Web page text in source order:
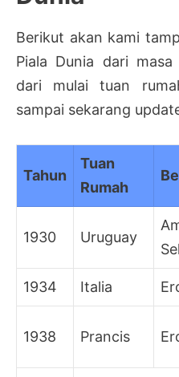
Berikut akan kami
Piala Dunia dari
dari mulai tuan
sampai sekarang
Tahun
Tuan
Rumah
1930 Uruguay
1934 Italia
1938 Prancis